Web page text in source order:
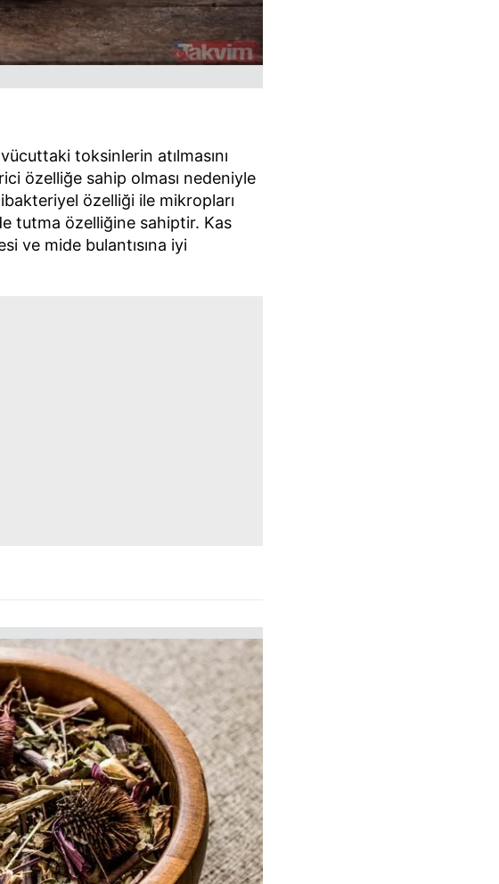
panel vasıtasıyla belirleyebilirsiniz. Çerezlere ilişkin detaylı bilgi için Ayarlar
Metnimiziziyaret edebilirsiniz.
toksinlerin atılmasını
özelliğe sahip olması nedeniyle
özelliği ile mikropları
tutma özelliğine sahiptir. Kas
ve mide bulantısına iyi